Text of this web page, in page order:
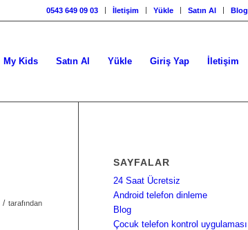
0543 649 09 03 İletişim Yükle Satın Al Blog
My Kids Satın Al Yükle Giriş Yap İletişim
/ tarafından
SAYFALAR
24 Saat Ücretsiz
Android telefon dinleme
Blog
Çocuk telefon kontrol uygulaması